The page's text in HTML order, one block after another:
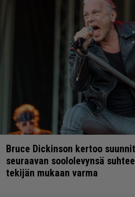
Bruce Dickinson kertoo
seuraavan soololevynsä
tekijän mukaan varma